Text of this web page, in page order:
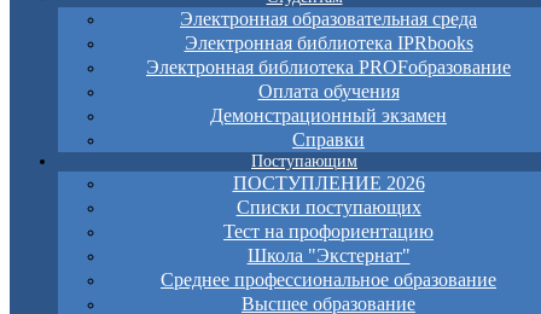
Электронная образовательная среда
Электронная библиотека IPRbooks
Электронная библиотека PROFобразование
Оплата обучения
Демонстрационный экзамен
Справки
Поступающим
ПОСТУПЛЕНИЕ 2026
Списки поступающих
Тест на профориентацию
Школа "Экстернат"
Среднее профессиональное образование
Высшее образование